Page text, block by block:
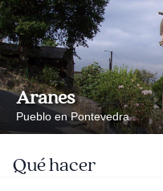
Aranes
Pueblo en Pontevedra
Qué hacer